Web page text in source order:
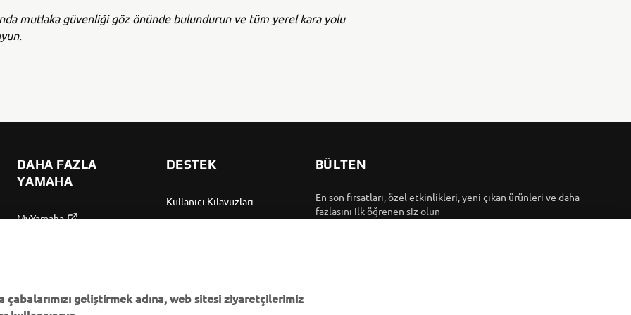
mutlaka güvenliği göz önünde bulundurun ve tüm yerel kara yolu
DAHA FAZLA
YAMAHA
MyYamaha
Yamaha Motor Global
DESTEK
Kullanıcı Kılavuzları
Bilgilendirme
BÜLTEN
En son fırsatları, özel etkinlikleri, yeni çıkan ürünleri ve daha
fazlasını ilk öğrenen siz olun
geliştirmek adına, web sitesi ziyaretçilerimiz